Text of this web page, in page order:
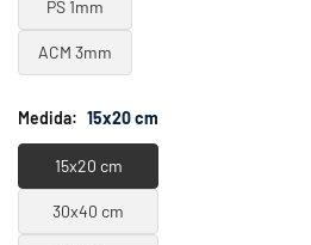
PS 1mm
ACM 3mm
Medida: 15x20 cm
15x20 cm
30x40 cm